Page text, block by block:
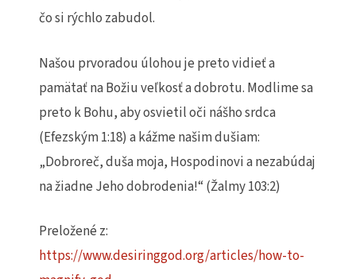
čo si rýchlo zabudol.
Našou prvoradou úlohou je preto vidieť a
pamätať na Božiu veľkosť a dobrotu. Modlime sa
preto k Bohu, aby osvietil oči nášho srdca
(Efezským 1:18) a kážme našim dušiam:
„Dobroreč, duša moja, Hospodinovi a nezabúdaj
na žiadne Jeho dobrodenia!“ (Žalmy 103:2)
Preložené z:
https://www.desiringgod.org/articles/how-to-